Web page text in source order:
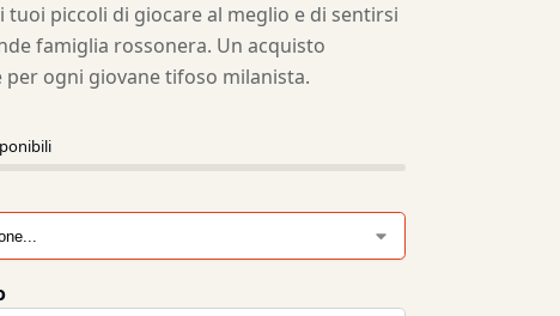
tuoi piccoli di giocare al meglio e di sentirsi
famiglia rossonera. Un acquisto
ogni giovane tifoso milanista.